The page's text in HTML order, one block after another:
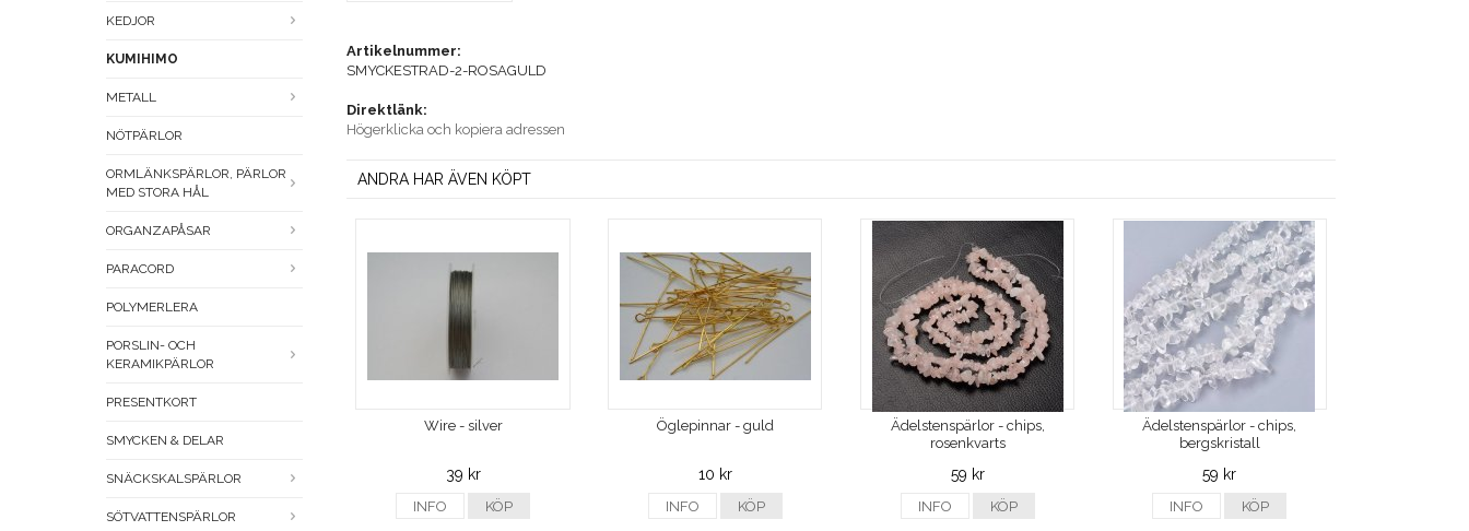
KEDJOR
KUMIHIMO
METALL
NÖTPÄRLOR
ORMLÄNKSPÄRLOR, PÄRLOR
MED STORA HÅL
ORGANZAPÅSAR
PARACORD
POLYMERLERA
PORSLIN- OCH
KERAMIKPÄRLOR
PRESENTKORT
SMYCKEN & DELAR
SNÄCKSKALSPÄRLOR
SÖTVATTENSPÄRLOR
Artikelnummer:
SMYCKESTRAD-2-ROSAGULD
Direktlänk:
Högerklicka och kopiera adressen
ANDRA HAR ÄVEN KÖPT
Wire - silver
39 kr
INFO KÖP
Öglepinnar - guld
10 kr
INFO KÖP
Ädelstenspärlor - chips,
rosenkvarts
59 kr
INFO KÖP
Ädelstenspärlor - chips,
bergskristall
59 kr
INFO KÖP